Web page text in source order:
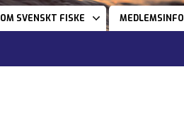
OM SVENSKT FISKE MEDLEMSINFO